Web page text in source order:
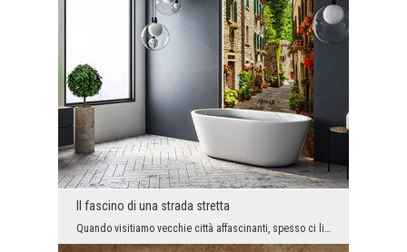
Il fascino di una strada stretta
Quando visitiamo vecchie città affascinanti, spesso ci limitiamo a vedere i monumenti famosi e la...